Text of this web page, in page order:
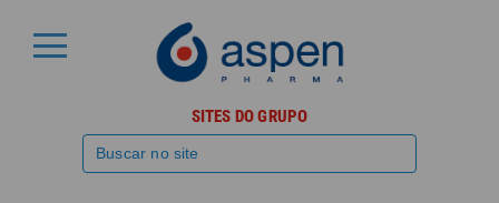
SITES DO GRUPO